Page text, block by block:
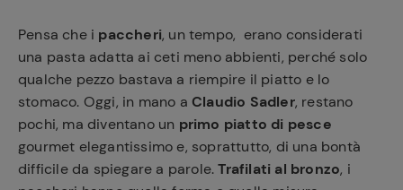
Pensa che i paccheri, un tempo, erano considerati
una pasta adatta ai ceti meno abbienti, perché solo
qualche pezzo bastava a riempire il piatto e lo
stomaco. Oggi, in mano a Claudio Sadler, restano
pochi, ma diventano un primo piatto di pesce
gourmet elegantissimo e, soprattutto, di una bontà
difficile da spiegare a parole.Trafilati al bronzo, i